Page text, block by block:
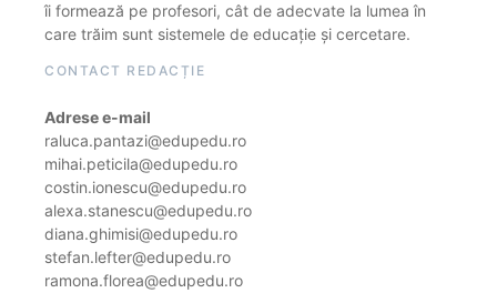
îi formează pe profesori, cât de adecvate la lumea în
care trăim sunt sistemele de educație și cercetare.
CONTACT REDACȚIE
Adrese e-mail
raluca.pantazi@edupedu.ro
mihai.peticila@edupedu.ro
costin.ionescu@edupedu.ro
alexa.stanescu@edupedu.ro
diana.ghimisi@edupedu.ro
stefan.lefter@edupedu.ro
ramona.florea@edupedu.ro